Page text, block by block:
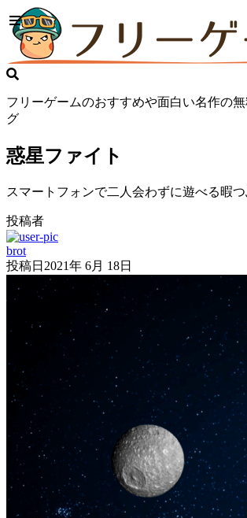
フリーゲームのおすすめや面白い名作の
グ
惑星ファイト
スマートフォンで二人会わずに遊べる暇
投稿者
brot
投稿日 2021年 6月 18日